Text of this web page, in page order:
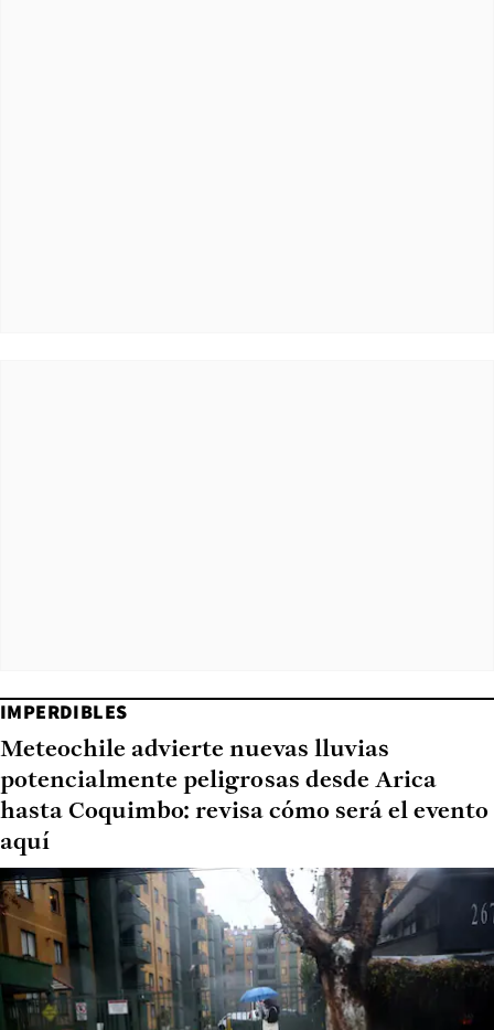
IMPERDIBLES
Meteochile advierte nuevas lluvias
potencialmente peligrosas desde Arica
hasta Coquimbo: revisa cómo será el evento
aquí